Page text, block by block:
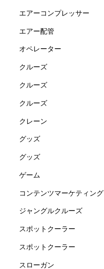
エアーコンプレッサー
エアー配管
オペレーター
クルーズ
クルーズ
クルーズ
クレーン
グッズ
グッズ
ゲーム
コンテンツマーケティング
ジャングルクルーズ
スポットクーラー
スポットクーラー
スローガン